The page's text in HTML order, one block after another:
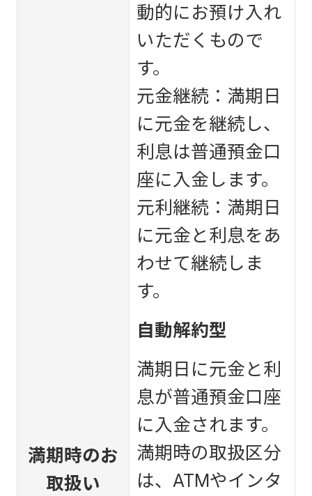
満期時のお
取扱い
動的にお預け入れ
いただくもので
す。
元金継続：満期日
に元金を継続し、
利息は普通預金口
座に入金します。
元利継続：満期日
に元金と利息をあ
わせて継続しま
す。
自動解約型
満期日に元金と利
息が普通預金口座
に入金されます。
満期時の取扱区分
は、ATMやインタ